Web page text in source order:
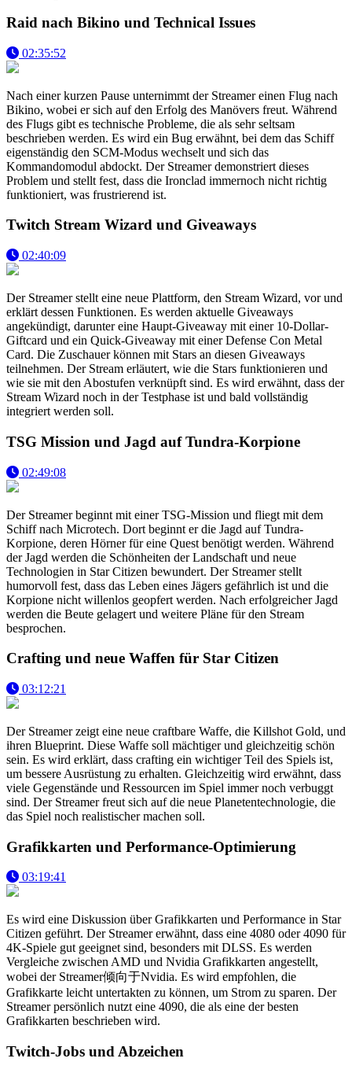
Raid nach Bikino und Technical Issues
02:35:52
Nach einer kurzen Pause unternimmt der Streamer einen Flug nach
Bikino, wobei er sich auf den Erfolg des Manövers freut. Während
des Flugs gibt es technische Probleme, die als sehr seltsam
beschrieben werden. Es wird ein Bug erwähnt, bei dem das Schiff
eigenständig den SCM-Modus wechselt und sich das
Kommandomodul abdockt. Der Streamer demonstriert dieses
Problem und stellt fest, dass die Ironclad immernoch nicht richtig
funktioniert, was frustrierend ist.
Twitch Stream Wizard und Giveaways
02:40:09
Der Streamer stellt eine neue Plattform, den Stream Wizard, vor und
erklärt dessen Funktionen. Es werden aktuelle Giveaways
angekündigt, darunter eine Haupt-Giveaway mit einer 10-Dollar-
Giftcard und ein Quick-Giveaway mit einer Defense Con Metal
Card. Die Zuschauer können mit Stars an diesen Giveaways
teilnehmen. Der Stream erläutert, wie die Stars funktionieren und
wie sie mit den Abostufen verknüpft sind. Es wird erwähnt, dass der
Stream Wizard noch in der Testphase ist und bald vollständig
integriert werden soll.
TSG Mission und Jagd auf Tundra-Korpione
02:49:08
Der Streamer beginnt mit einer TSG-Mission und fliegt mit dem
Schiff nach Microtech. Dort beginnt er die Jagd auf Tundra-
Korpione, deren Hörner für eine Quest benötigt werden. Während
der Jagd werden die Schönheiten der Landschaft und neue
Technologien in Star Citizen bewundert. Der Streamer stellt
humorvoll fest, dass das Leben eines Jägers gefährlich ist und die
Korpione nicht willenlos geopfert werden. Nach erfolgreicher Jagd
werden die Beute gelagert und weitere Pläne für den Stream
besprochen.
Crafting und neue Waffen für Star Citizen
03:12:21
Der Streamer zeigt eine neue craftbare Waffe, die Killshot Gold, und
ihren Blueprint. Diese Waffe soll mächtiger und gleichzeitig schön
sein. Es wird erklärt, dass crafting ein wichtiger Teil des Spiels ist,
um bessere Ausrüstung zu erhalten. Gleichzeitig wird erwähnt, dass
viele Gegenstände und Ressourcen im Spiel immer noch verbuggt
sind. Der Streamer freut sich auf die neue Planetentechnologie, die
das Spiel noch realistischer machen soll.
Grafikkarten und Performance-Optimierung
03:19:41
Es wird eine Diskussion über Grafikkarten und Performance in Star
Citizen geführt. Der Streamer erwähnt, dass eine 4080 oder 4090 für
4K-Spiele gut geeignet sind, besonders mit DLSS. Es werden
Vergleiche zwischen AMD und Nvidia Grafikkarten angestellt,
wobei der Streamer倾向于Nvidia. Es wird empfohlen, die
Grafikkarte leicht untertakten zu können, um Strom zu sparen. Der
Streamer persönlich nutzt eine 4090, die als eine der besten
Grafikkarten beschrieben wird.
Twitch-Jobs und Abzeichen